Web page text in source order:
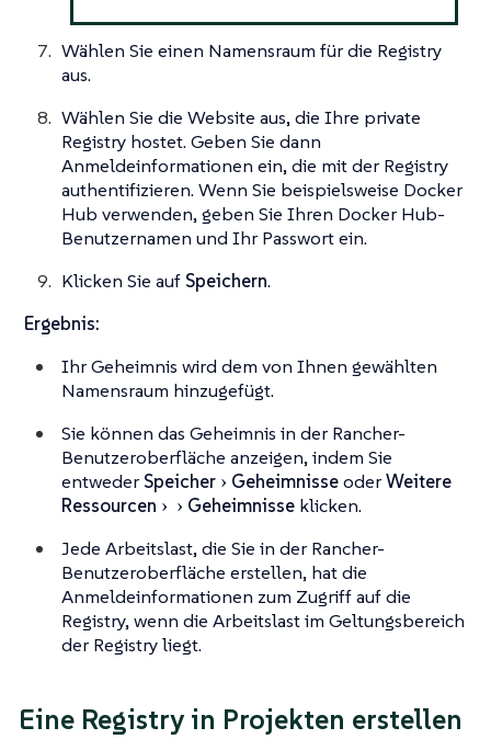
Wählen Sie einen Namensraum für die Registry
aus.
Wählen Sie die Website aus, die Ihre private
Registry hostet. Geben Sie dann
Anmeldeinformationen ein, die mit der Registry
authentifizieren. Wenn Sie beispielsweise Docker
Hub verwenden, geben Sie Ihren Docker Hub-
Benutzernamen und Ihr Passwort ein.
Klicken Sie auf Speichern.
Ergebnis:
Ihr Geheimnis wird dem von Ihnen gewählten
Namensraum hinzugefügt.
Sie können das Geheimnis in der Rancher-
Benutzeroberfläche anzeigen, indem Sie
entweder Speicher GeheimnisseoderWeitere
Ressourcen
Geheimnisse klicken.
Jede Arbeitslast, die Sie in der Rancher-
Benutzeroberfläche erstellen, hat die
Anmeldeinformationen zum Zugriff auf die
Registry, wenn die Arbeitslast im Geltungsbereich
der Registry liegt.
Eine Registry in Projekten erstellen